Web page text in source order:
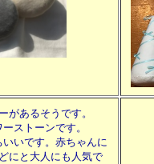
があるそうです。
ストーンです。
いです。赤ちゃんに
にと大人にも人気で